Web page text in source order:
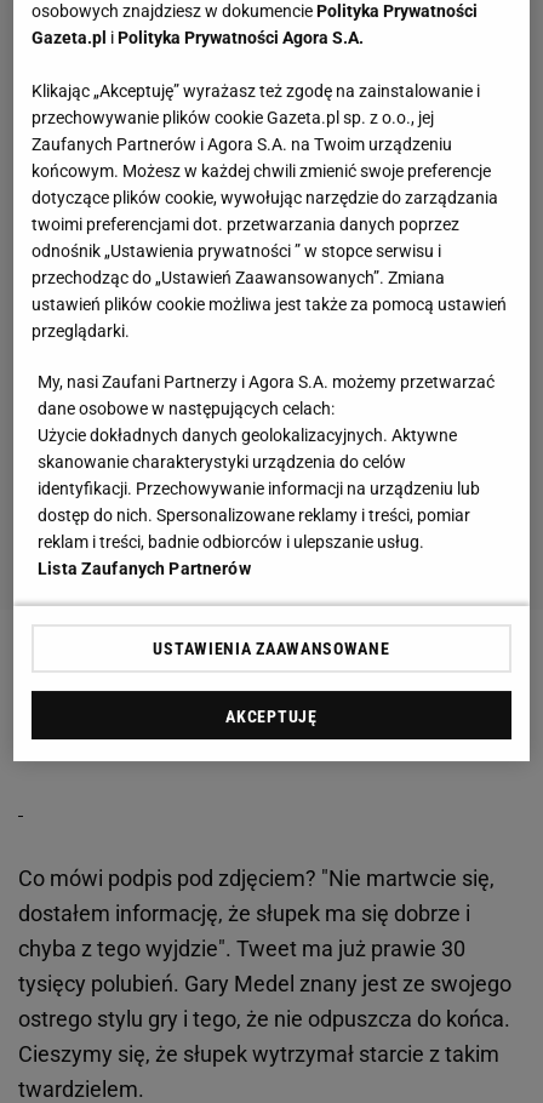
Medel w poniedziałek zamieścił takiego tweeta:
Co mówi podpis pod zdjęciem? "Nie martwcie się,
dostałem informację, że słupek ma się dobrze i
chyba z tego wyjdzie". Tweet ma już prawie 30
tysięcy polubień. Gary Medel znany jest ze swojego
ostrego stylu gry i tego, że nie odpuszcza do końca.
Cieszymy się, że słupek wytrzymał starcie z takim
twardzielem.
osobowych znajdziesz w dokumenciePolityka Prywatności
Gazeta.pl iPolityka Prywatności Agora S.A.
Klikając „Akceptuję” wyrażasz też zgodę na zainstalowanie i
przechowywanie plików cookie Gazeta.pl sp. z o.o., jej
Zaufanych Partnerów i Agora S.A. na Twoim urządzeniu
końcowym. Możesz w każdej chwili zmienić swoje preferencje
dotyczące plików cookie, wywołując narzędzie do zarządzania
twoimi preferencjami dot. przetwarzania danych poprzez
odnośnik „Ustawienia prywatności ” w stopce serwisu i
przechodząc do „Ustawień Zaawansowanych”. Zmiana
ustawień plików cookie możliwa jest także za pomocą ustawień
przeglądarki.
My, nasi Zaufani Partnerzy i Agora S.A. możemy przetwarzać
dane osobowe w następujących celach:
Użycie dokładnych danych geolokalizacyjnych. Aktywne
skanowanie charakterystyki urządzenia do celów
identyfikacji. Przechowywanie informacji na urządzeniu lub
dostęp do nich. Spersonalizowane reklamy i treści, pomiar
reklam i treści, badnie odbiorców i ulepszanie usług.
Lista Zaufanych Partnerów
USTAWIENIA ZAAWANSOWANE
AKCEPTUJĘ